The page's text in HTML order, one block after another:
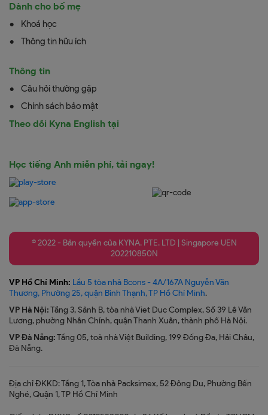
Dành cho bố mẹ
Khoá học
Thông tin hữu ích
Thông tin
Câu hỏi thường gặp
Chính sách bảo mật
Theo dõi Kyna English tại
Học tiếng Anh miễn phí, tải ngay!
© 2022 - Bản quyền của KYNA. PTE. LTD | Singapore UEN
202210850N
VP Hồ Chí Minh: Lầu 5 tòa nhà Bcons - 4A/167A Nguyễn Văn
Thương, Phường 25, quận Bình Thạnh, TP Hồ Chí Minh.
VP Hà Nội:Tầng 3, Sảnh B, tòa nhà Viet Duc Complex, Số 39 Lê Văn
Lương, phường Nhân Chính, quận Thanh Xuân, thành phố Hà Nội.
VP Đà Nẵng:Tầng 05, toà nhà Việt Building, 199 Đống Đa, Hải Châu,
Đà Nẵng.
Địa chỉ ĐKKD: Tầng 1, Tòa nhà Packsimex, 52 Đông Du, Phường Bến
Nghé, Quận 1, TP Hồ Chí Minh